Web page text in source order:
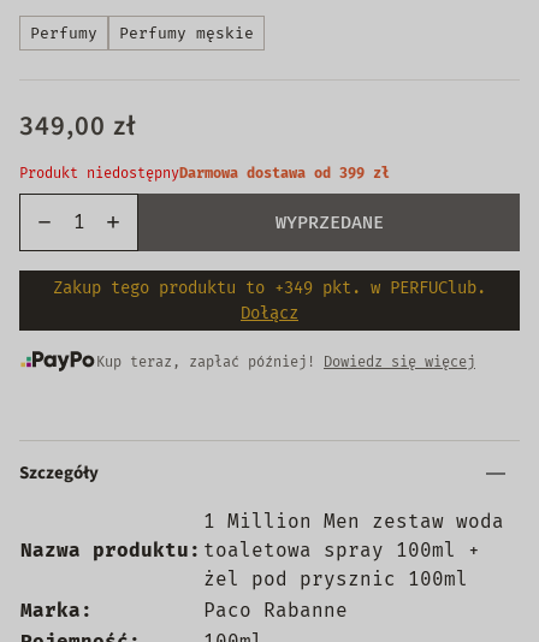
Perfumy Perfumy męskie
349,00 zł
Produkt niedostępnyDarmowa dostawa od 399 zł
WYPRZEDANE
Zakup tego produktu to +349 pkt. w PERFUClub.
Dołącz
Kup teraz, zapłać później! Dowiedz się więcej
Szczegóły
Nazwa produktu:
1 Million Men zestaw woda
toaletowa spray 100ml +
żel pod prysznic 100ml
Marka:
Paco Rabanne